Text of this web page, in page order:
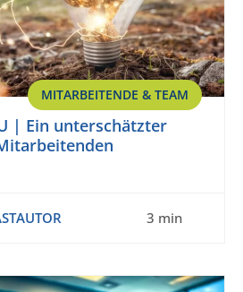
MITARBEITENDE & TEAM
| Ein unterschätzter
3 min